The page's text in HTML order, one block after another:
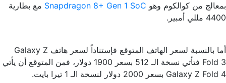
بمعالج من كوالكوم وهو Snapdragon 8+ Gen 1 SoC مع بطارية
4400 مللي أمبير.
أما بالنسبة لسعر الهاتف المتوقع فإستناداً لسعر هاتف Galaxy Z
Fold 3 فتأتي نسخة الـ 512 بسعر 1900 دولار، فمن المتوقع أن يأتي
Galaxy Z Fold 4 بسعر 2000 دولار لنسخة الـ 1 تيرا بايت.